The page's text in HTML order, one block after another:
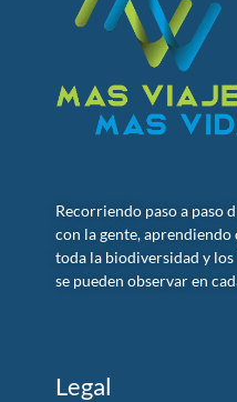
Recorriendo paso a paso
con la gente,
toda la biodiversidad y
se pueden observar en
Legal